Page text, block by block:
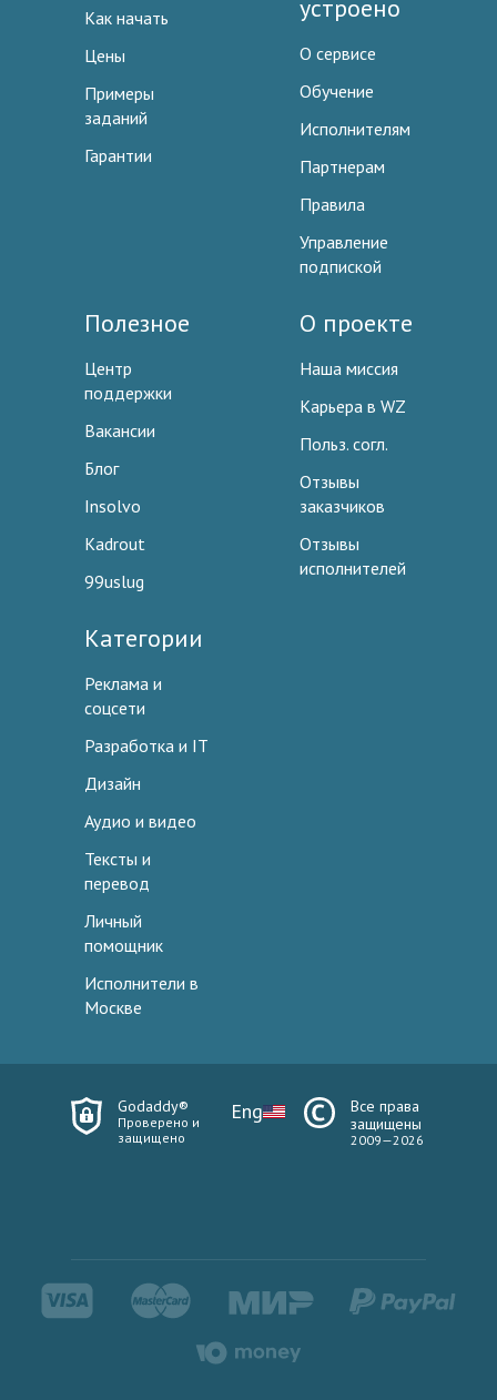
Как начать
Цены
Примеры
заданий
Гарантии
устроено
О сервисе
Обучение
Исполнителям
Партнерам
Правила
Управление
подпиской
Полезное
Центр
поддержки
Вакансии
Блог
Insolvo
Kadrout
99uslug
О проекте
Наша миссия
Карьера в WZ
Польз. согл.
Отзывы
заказчиков
Отзывы
исполнителей
Категории
Реклама и
соцсети
Разработка и IT
Дизайн
Аудио и видео
Тексты и
перевод
Личный
помощник
Исполнители в
Москве
Godaddy®
Проверено и
защищено
Eng
Все права
защищены
2009—2026